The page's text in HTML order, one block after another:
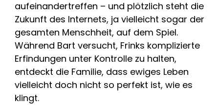
aufeinandertreffen – und plötzlich steht die
Zukunft des Internets, ja vielleicht sogar der
gesamten Menschheit, auf dem Spiel.
Während Bart versucht, Frinks komplizierte
Erfindungen unter Kontrolle zu halten,
entdeckt die Familie, dass ewiges Leben
vielleicht doch nicht so perfekt ist, wie es
klingt.